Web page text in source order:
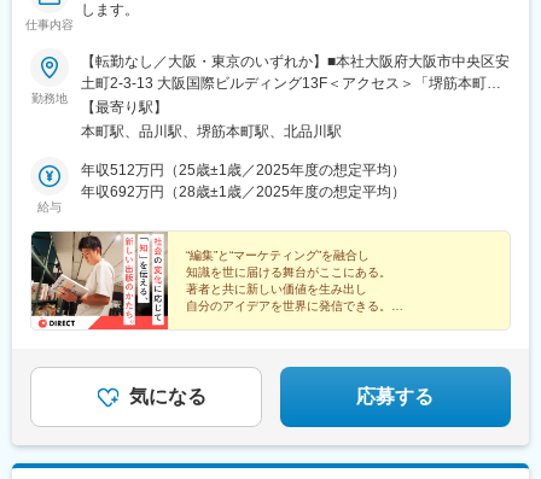
仕事内容
します。
勤務地
【転勤なし／大阪・東京のいずれか】■本社大阪府大阪市中央区安
土町2-3-13 大阪国際ビルディング13F＜アクセス＞「堺筋本町
駅」17番出口より徒歩2分「本町駅」3番出口より徒歩5分■東京オ
フィス東京都港区港南2-4-15 品川KSビル5F＜アクセス＞「品川
【最寄り駅】
本町駅、品川駅、堺筋本町駅、北品川駅
給与
年収512万円（25歳±1歳／2025年度の想定平均）
年収692万円（28歳±1歳／2025年度の想定平均）
“編集”と“マーケティング”を融合し
知識を世に届ける舞台がここにある。
著者と共に新しい価値を生み出し
自分のアイデアを世界に発信できる。
気になる 応募する